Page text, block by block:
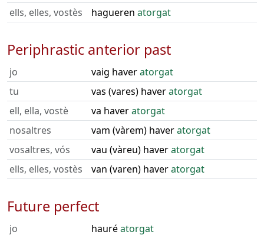
ells, elles, vostès
hagueren atorgat
Periphrastic anterior past
jo vaig haveratorgat
tu
vas (vares) haveratorgat
ell, ella, vostè
va haveratorgat
nosaltres
vam (vàrem) haveratorgat
vosaltres, vós
vau (vàreu) haveratorgat
ells, elles, vostès
van (varen) haveratorgat
Future perfect
jo hauréatorgat